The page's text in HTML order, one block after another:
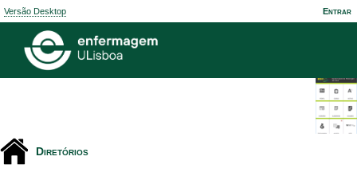
Versão Desktop Entrar
Diretórios